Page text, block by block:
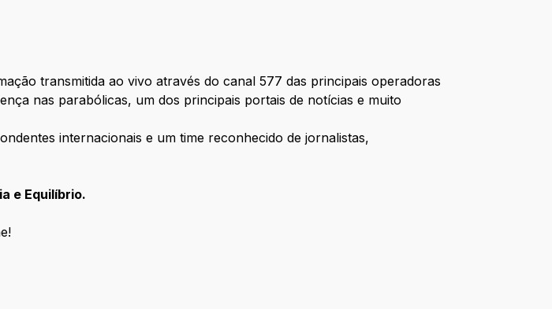
transmitida ao vivo através do canal 577 das principais operadoras
nas parabólicas, um dos principais portais de notícias e muito
internacionais e um time reconhecido de jornalistas,
e Equilíbrio.